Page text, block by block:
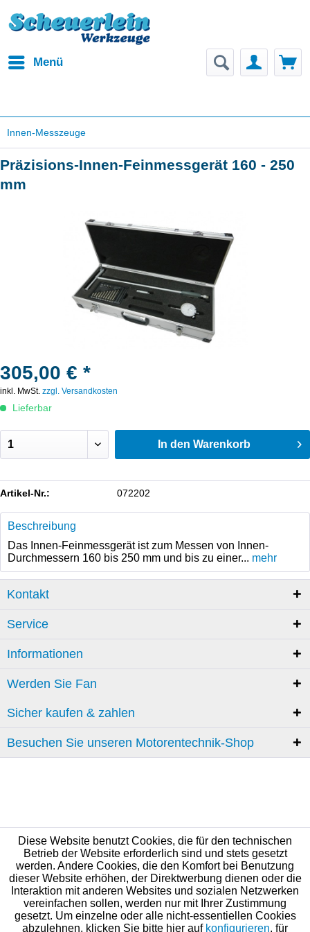
Menü
Innen-Messzeuge
Präzisions-Innen-Feinmessgerät 160 - 250
mm
305,00 € *
inkl. MwSt. zzgl. Versandkosten
Lieferbar
In den Warenkorb
Artikel-Nr.: 072202
Beschreibung
Das Innen-Feinmessgerät ist zum Messen von Innen-
Durchmessern 160 bis 250 mm und bis zu einer... mehr
Kontakt
Service
Informationen
Werden Sie Fan
Sicher kaufen & zahlen
Besuchen Sie unseren Motorentechnik-Shop
Diese Website benutzt Cookies, die für den technischen
Betrieb der Website erforderlich sind und stets gesetzt
werden. Andere Cookies, die den Komfort bei Benutzung
dieser Website erhöhen, der Direktwerbung dienen oder die
Interaktion mit anderen Websites und sozialen Netzwerken
vereinfachen sollen, werden nur mit Ihrer Zustimmung
gesetzt. Um einzelne oder alle nicht-essentiellen Cookies
abzulehnen, klicken Sie bitte hier auf konfigurieren, für